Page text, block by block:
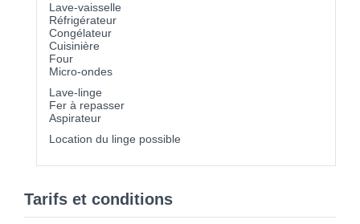
Lave-vaisselle
Réfrigérateur
Congélateur
Cuisinière
Four
Micro-ondes
Lave-linge
Fer à repasser
Aspirateur
Location du linge possible
Tarifs et conditions